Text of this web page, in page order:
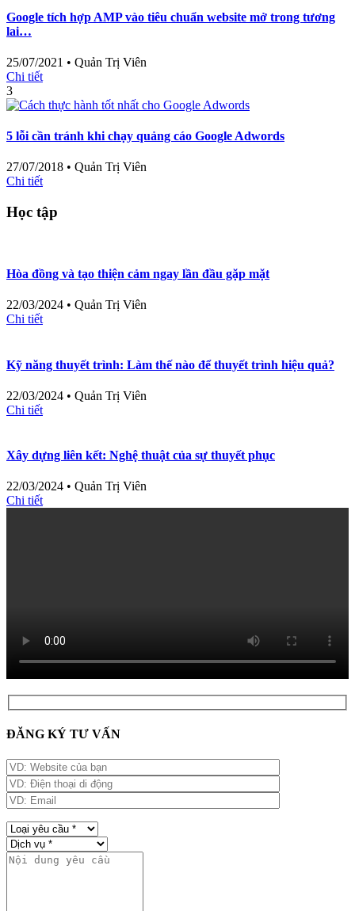
Google tích hợp AMP vào tiêu chuẩn website mở trong tương
lai…
25/07/2021 • Quản Trị Viên
Chi tiết
3
5 lỗi cần tránh khi chạy quảng cáo Google Adwords
27/07/2018 • Quản Trị Viên
Chi tiết
Học tập
Hòa đồng và tạo thiện cảm ngay lần đầu gặp mặt
22/03/2024 • Quản Trị Viên
Chi tiết
Kỹ năng thuyết trình: Làm thế nào để thuyết trình hiệu quả?
22/03/2024 • Quản Trị Viên
Chi tiết
Xây dựng liên kết: Nghệ thuật của sự thuyết phục
22/03/2024 • Quản Trị Viên
Chi tiết
ĐĂNG KÝ TƯ VẤN